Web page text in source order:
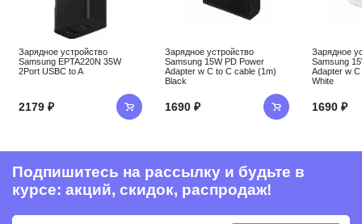
Зарядное устройство
Samsung EPTA220N 35W
2Port USBC to A
2179 ₽
Зарядное устройство
Samsung 15W PD Power
Adapter w C to C cable (1m)
Black
1690 ₽
Зарядное
Samsung
Adapter w
White
1690 ₽
Подпишитесь на рассылку и будьте в
курсе: акций, скидок, распродаж!